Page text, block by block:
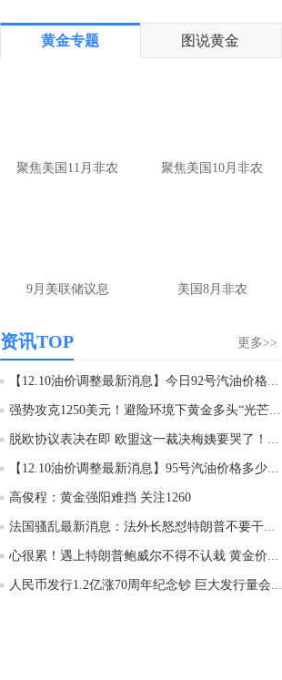
30年期国债期货（TL）主力合约日内涨超0.30%，现报115.74元。
黄金专题 图说黄金
聚焦美国11月非农 聚焦美国10月非农
9月美联储议息 美国8月非农
更多>>
资讯TOP
【12.10油价调整最新消息】今日92号汽油价格多...
强势攻克1250美元！避险环境下黄金多头“光芒四...
脱欧协议表决在即 欧盟这一裁决梅姨要哭了！现...
【12.10油价调整最新消息】95号汽油价格多少钱...
高俊程：黄金强阳难挡 关注1260
法国骚乱最新消息：法外长怒怼特朗普不要干涉内...
心很累！遇上特朗普鲍威尔不得不认栽 黄金价格...
人民币发行1.2亿涨70周年纪念钞 巨大发行量会否...